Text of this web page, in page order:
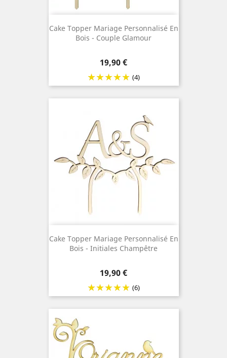
Cake Topper Mariage Personnalisé En
Bois - Couple Glamour
Prix
19,90 €
(4)
Cake Topper Mariage Personnalisé En
Bois - Initiales Champêtre
Prix
19,90 €
(6)